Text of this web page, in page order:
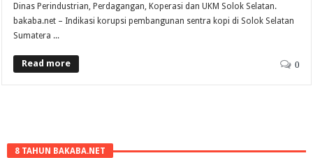
Dinas Perindustrian, Perdagangan, Koperasi dan UKM Solok Selatan.
bakaba.net – Indikasi korupsi pembangunan sentra kopi di Solok Selatan
Sumatera ...
Read more 0
8 TAHUN BAKABA.NET